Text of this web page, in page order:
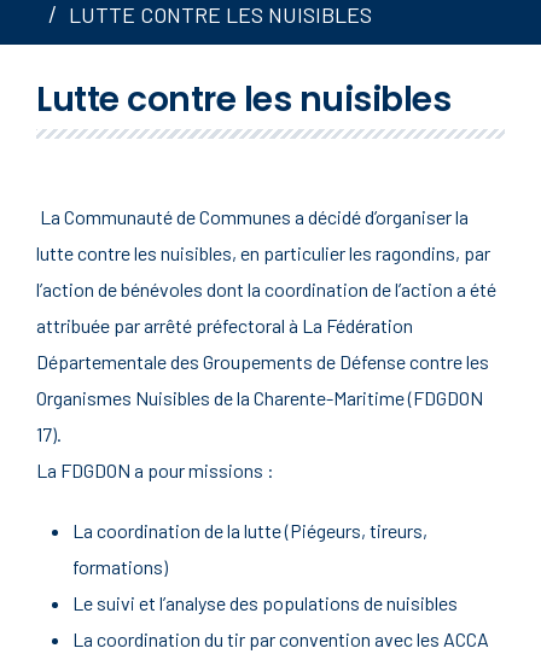
LUTTE CONTRE LES NUISIBLES
Lutte contre les nuisibles
La Communauté de Communes a décidé d’organiser la
lutte contre les nuisibles, en particulier les ragondins, par
l’action de bénévoles dont la coordination de l’action a été
attribuée par arrêté préfectoral à La Fédération
Départementale des Groupements de Défense contre les
Organismes Nuisibles de la Charente-Maritime (FDGDON
17).
La FDGDON a pour missions :
La coordination de la lutte (Piégeurs, tireurs,
formations)
Le suivi et l’analyse des populations de nuisibles
La coordination du tir par convention avec les ACCA